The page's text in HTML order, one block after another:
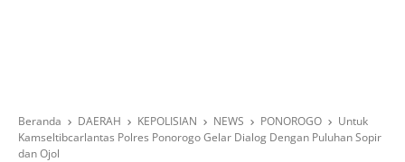
Beranda DAERAH KEPOLISIAN NEWS PONOROGO
Untuk
Kamseltibcarlantas Polres Ponorogo Gelar Dialog Dengan Puluhan Sopir
dan Ojol